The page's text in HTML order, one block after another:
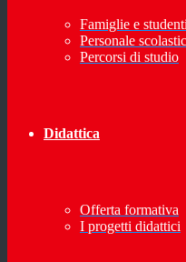
Famiglie e studenti
Personale
Percorsi di studio
Didattica
Offerta formativa
I progetti didattici